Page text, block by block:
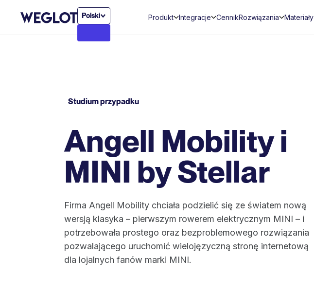
Polski Produkt Integracje CennikRozwiązania Materiały
Studium przypadku
Angell Mobility i
MINI by Stellar
Firma Angell Mobility chciała podzielić się ze światem nową
wersją klasyka – pierwszym rowerem elektrycznym MINI – i
potrzebowała prostego oraz bezproblemowego rozwiązania
pozwalającego uruchomić wielojęzyczną stronę internetową
dla lojalnych fanów marki MINI.